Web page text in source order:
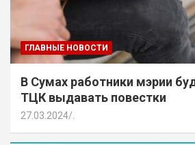
ГЛАВНЫЕ НОВОСТИ
В Сумах работники мэрии
ТЦК выдавать повестки
27.03.2024